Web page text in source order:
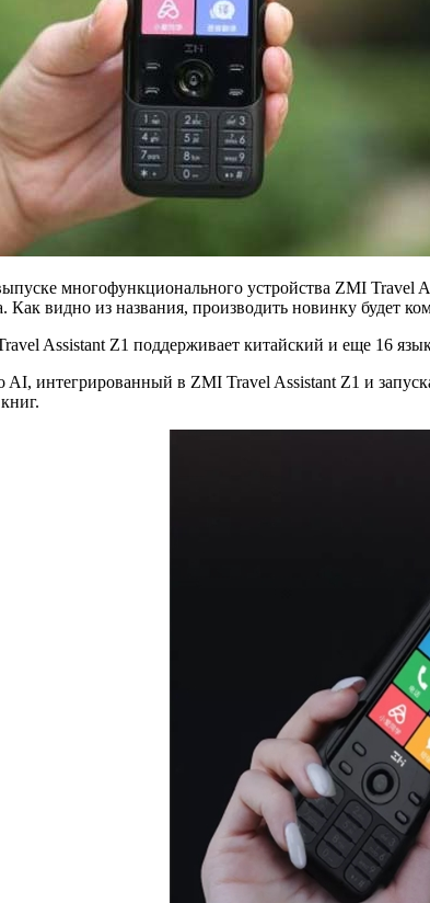
многофункционального устройства ZMI Travel
Как видно из названия, производить новинку
Assistant Z1 поддерживает китайский и еще 16
интегрированный в ZMI Travel Assistant Z1 и